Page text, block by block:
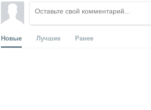
Новые Лучшие Ранее